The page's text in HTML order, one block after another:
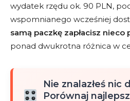
wydatek rzędu ok. 90 PLN,
wspomnianego wcześniej
samą paczkę zapłacisz nieco
ponad dwukrotna różnica w
Nie znalazłeś nic
Porównaj